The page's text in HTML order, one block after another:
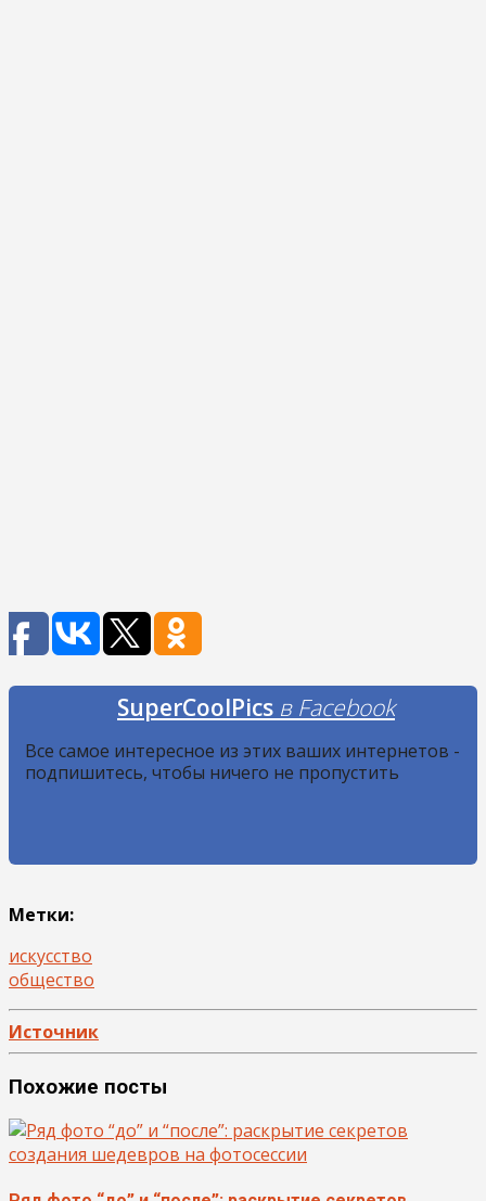
SuperCoolPics в Facebook
Все самое интересное из этих ваших интернетов -
подпишитесь, чтобы ничего не пропустить
Метки:
искусство
общество
Источник
Похожие посты